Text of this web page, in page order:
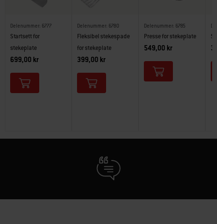
Delenummer: 6777
Startsett for
stekeplate
699,00 kr
Delenummer: 6780
Fleksibel stekespade
for stekeplate
399,00 kr
Delenummer: 6785
Presse for stekeplate
549,00 kr